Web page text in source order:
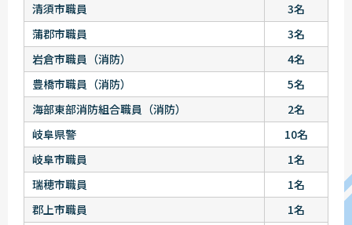
清須市職員
3名
蒲郡市職員
3名
岩倉市職員（消防）
4名
豊橋市職員（消防）
5名
海部東部消防組合職員（消防）
2名
岐阜県警
10名
岐阜市職員
1名
瑞穂市職員
1名
郡上市職員
1名